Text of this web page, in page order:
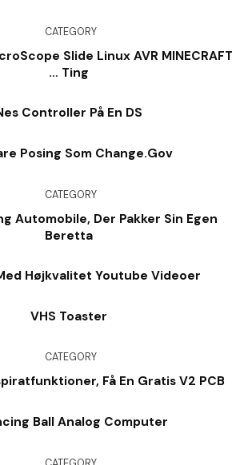
CATEGORY
Slide Linux AVR MINECRAFT
… Ting
Controller På En DS
Posing Som Change.Gov
CATEGORY
Automobile, Der Pakker Sin Egen
Beretta
Højkvalitet Youtube Videoer
VHS Toaster
CATEGORY
Få En Gratis V2 PCB
Ball Analog Computer